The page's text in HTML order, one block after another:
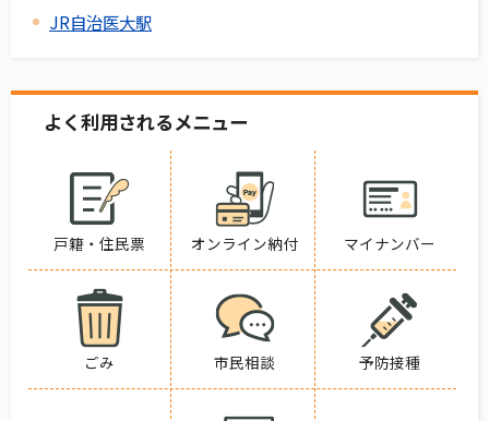
JR自治医大駅
よく利用されるメニュー
戸籍・住民票 オンライン納付 マイナンバー
ごみ 市民相談 予防接種